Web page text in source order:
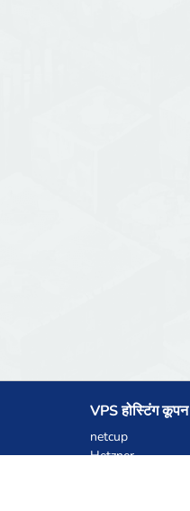
VPS होस्टिंग कूपन
netcup
Hetzner